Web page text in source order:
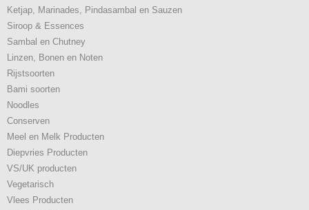
Ketjap, Marinades, Pindasambal en Sauzen
Siroop & Essences
Sambal en Chutney
Linzen, Bonen en Noten
Rijstsoorten
Bami soorten
Noodles
Conserven
Meel en Melk Producten
Diepvries Producten
VS/UK producten
Vegetarisch
Vlees Producten